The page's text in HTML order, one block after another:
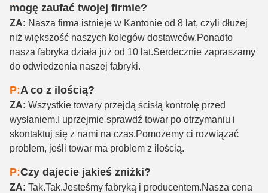
mogę zaufać twojej firmie?
ZA: Nasza firma istnieje w Kantonie od 8 lat, czyli dłużej
niż większość naszych kolegów dostawców.Ponadto
nasza fabryka działa już od 10 lat.Serdecznie zapraszamy
do odwiedzenia naszej fabryki.
P:A co z ilością?
ZA: Wszystkie towary przejdą ścisłą kontrolę przed
wysłaniem.I uprzejmie sprawdź towar po otrzymaniu i
skontaktuj się z nami na czas.Pomożemy ci rozwiązać
problem, jeśli towar ma problem z ilością.
P:Czy dajecie jakieś zniżki?
ZA: Tak.Tak.Jesteśmy fabryką i producentem.Nasza cena